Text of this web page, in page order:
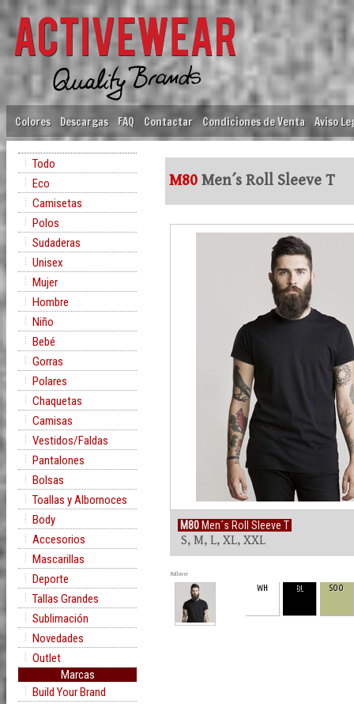
Colores Descargas FAQ Contactar Condiciones de Venta Aviso
Todo
Eco
Camisetas
Polos
Sudaderas
Unisex
Mujer
Hombre
Niño
Bebé
Gorras
Polares
Chaquetas
Camisas
Vestidos/Faldas
Pantalones
Bolsas
Toallas y Albornoces
Body
Accesorios
Mascarillas
Deporte
Tallas Grandes
Sublimación
Novedades
Outlet
Marcas
Build Your Brand
M80 Men´s Roll Sleeve T
M80 Men´s Roll Sleeve T
S, M, L, XL, XXL
Rollover
WH BL SOO